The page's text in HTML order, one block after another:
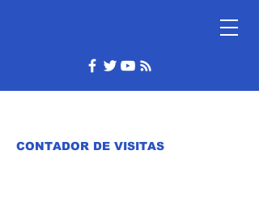
CONTADOR DE VISITAS